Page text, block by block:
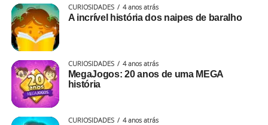
CURIOSIDADES 4 anos atrás
A incrível história dos naipes de baralho
CURIOSIDADES 4 anos atrás
MegaJogos: 20 anos de uma MEGA
história
CURIOSIDADES 4 anos atrás